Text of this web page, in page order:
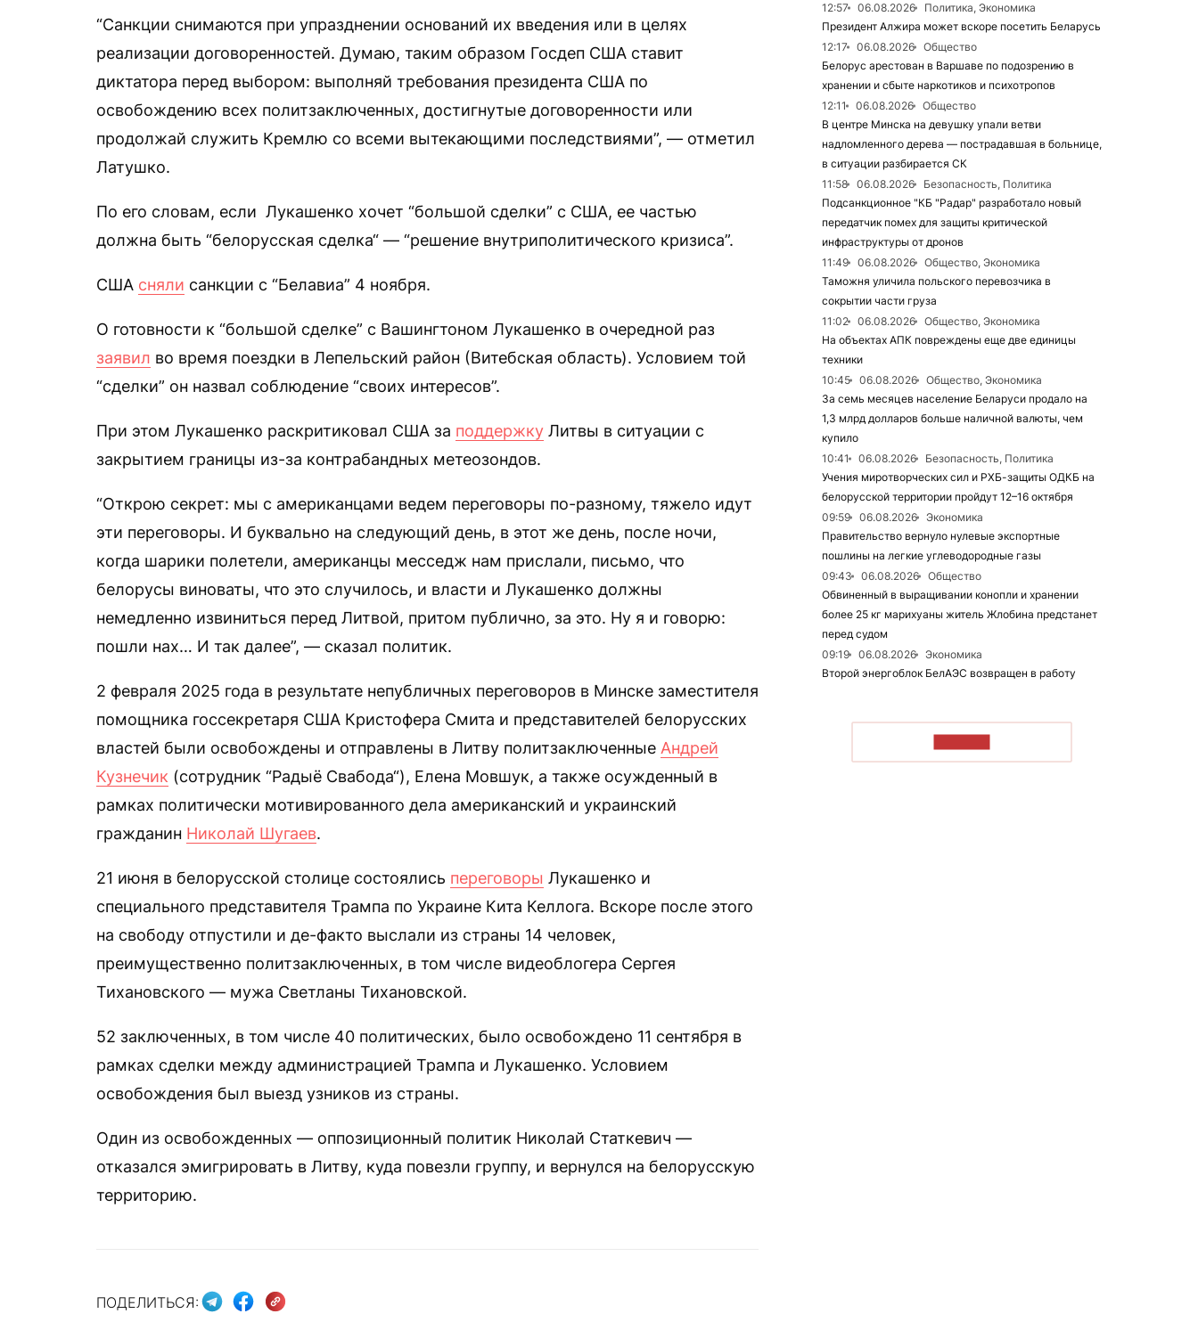
“Санкции снимаются при упразднении оснований их введения или в целях
реализации договоренностей. Думаю, таким образом Госдеп США ставит
диктатора перед выбором: выполняй требования президента США по
освобождению всех политзаключенных, достигнутые договоренности или
продолжай служить Кремлю со всеми вытекающими последствиями”, — отметил
Латушко.
По его словам, если Лукашенко хочет “большой сделки” с США, ее частью
должна быть “белорусская сделка“ — “решение внутриполитического кризиса”.
США сняли санкции с “Белавиа” 4 ноября.
О готовности к “большой сделке” с Вашингтоном Лукашенко в очередной раз
заявил во время поездки в Лепельский район (Витебская область). Условием той
“сделки” он назвал соблюдение “своих интересов”.
При этом Лукашенко раскритиковал США за поддержку Литвы в ситуации с
закрытием границы из-за контрабандных метеозондов.
“Открою секрет: мы с американцами ведем переговоры по-разному, тяжело идут
эти переговоры. И буквально на следующий день, в этот же день, после ночи,
когда шарики полетели, американцы месседж нам прислали, письмо, что
белорусы виноваты, что это случилось, и власти и Лукашенко должны
немедленно извиниться перед Литвой, притом публично, за это. Ну я и говорю:
пошли нах… И так далее”, — сказал политик.
2 февраля 2025 года в результате непубличных переговоров в Минске заместителя
помощника госсекретаря США Кристофера Смита и представителей белорусских
властей были освобождены и отправлены в Литву политзаключенные Андрей
Кузнечик (сотрудник “Радыё Свабода“), Елена Мовшук, а также осужденный в
рамках политически мотивированного дела американский и украинский
гражданин Николай Шугаев.
21 июня в белорусской столице состоялись переговоры Лукашенко и
специального представителя Трампа по Украине Кита Келлога. Вскоре после этого
на свободу отпустили и де-факто выслали из страны 14 человек,
преимущественно политзаключенных, в том числе видеоблогера Сергея
Тихановского — мужа Светланы Тихановской.
52 заключенных, в том числе 40 политических, было освобождено 11 сентября в
рамках сделки между администрацией Трампа и Лукашенко. Условием
освобождения был выезд узников из страны.
Один из освобожденных — оппозиционный политик Николай Статкевич —
отказался эмигрировать в Литву, куда повезли группу, и вернулся на белорусскую
территорию.
ПОДЕЛИТЬСЯ:
12:57
06.08.2026
Политика, Экономика
Президент Алжира может вскоре посетить Беларусь
12:17
06.08.2026
Общество
Белорус арестован в Варшаве по подозрению в
хранении и сбыте наркотиков и психотропов
12:11
06.08.2026
Общество
В центре Минска на девушку упали ветви
надломленного дерева — пострадавшая в больнице,
в ситуации разбирается СК
11:58
06.08.2026
Безопасность, Политика
Подсанкционное "КБ "Радар" разработало новый
передатчик помех для защиты критической
инфраструктуры от дронов
11:49
06.08.2026
Общество, Экономика
Таможня уличила польского перевозчика в
сокрытии части груза
11:02
06.08.2026
Общество, Экономика
На объектах АПК повреждены еще две единицы
техники
10:45
06.08.2026
Общество, Экономика
За семь месяцев население Беларуси продало на
1,3 млрд долларов больше наличной валюты, чем
купило
10:41
06.08.2026
Безопасность, Политика
Учения миротворческих сил и РХБ-защиты ОДКБ на
белорусской территории пройдут 12–16 октября
09:59
06.08.2026
Экономика
Правительство вернуло нулевые экспортные
пошлины на легкие углеводородные газы
09:43
06.08.2026
Общество
Обвиненный в выращивании конопли и хранении
более 25 кг марихуаны житель Жлобина предстанет
перед судом
09:19
06.08.2026
Экономика
Второй энергоблок БелАЭС возвращен в работу